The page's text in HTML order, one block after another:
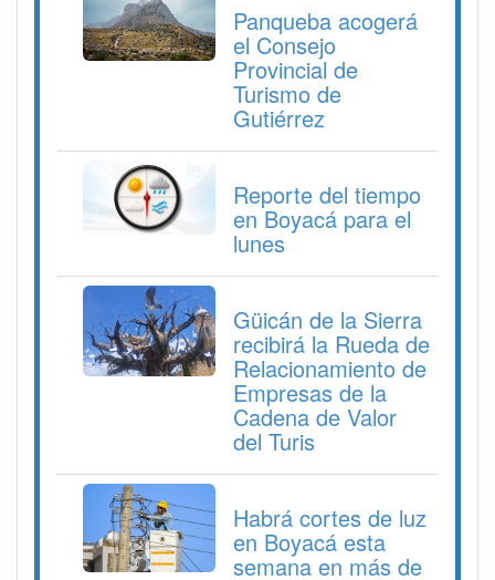
Panqueba acogerá
el Consejo
Provincial de
Turismo de
Gutiérrez
Reporte del tiempo
en Boyacá para el
lunes
Güicán de la Sierra
recibirá la Rueda de
Relacionamiento de
Empresas de la
Cadena de Valor
del Turis
Habrá cortes de luz
en Boyacá esta
semana en más de